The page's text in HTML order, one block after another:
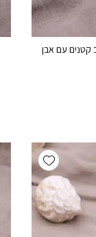
קטנים עם אבן
Add wishlist